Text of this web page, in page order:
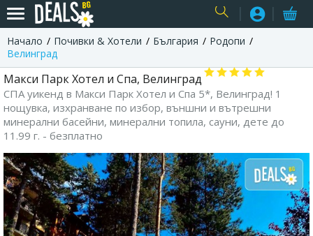
Начало Почивки & Хотели България
Родопи
Велинград
Макси Парк Хотел и Спа, Велинград
СПА уикенд в Макси Парк Хотел и Спа 5*, Велинград! 1
нощувка, изхранване по избор, външни и вътрешни
минерални басейни, минерални топила, сауни, дете до
11.99 г. - безплатно